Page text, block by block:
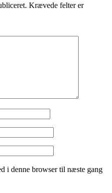
Krævede felter er
i denne browser til næste gang